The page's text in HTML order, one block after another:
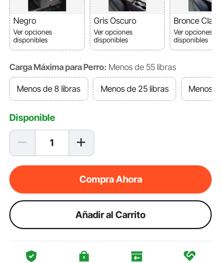
Negro
Ver opciones
disponibles
Gris Oscuro
Ver opciones
disponibles
Bronce Claro
Ver opciones
disponibles
Carga Máxima para Perro: Menos de 55 libras
Menos de 8 libras Menos de 25 libras Menos
Disponible
Compra Ahora
Añadir al Carrito